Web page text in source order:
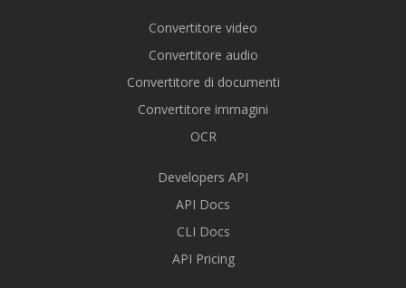
Convertitore video
Convertitore audio
Convertitore di documenti
Convertitore immagini
OCR
Developers API
API Docs
CLI Docs
API Pricing